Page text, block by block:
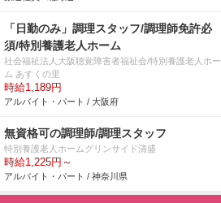
「日勤のみ」調理スタッフ/調理師免許必
須/特別養護老人ホーム
社会福祉法人大阪聴覚障害者福祉会/特別養護老人ホー
ム あすくの里
時給1,189円
アルバイト・パート / 大阪府
無資格可の調理師/調理スタッフ
特別養護老人ホームグリンサイド清盛
時給1,225円～
アルバイト・パート / 神奈川県